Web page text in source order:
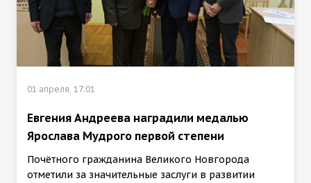
01 апреля, 17:01
Евгения Андреева наградили медалью
Ярослава Мудрого первой степени
Почётного гражданина Великого Новгорода
отметили за значительные заслуги в развитии